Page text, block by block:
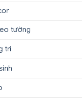
tường
trí